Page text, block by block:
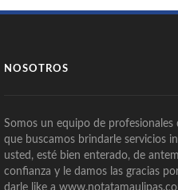
NOSOTROS
Somos un equipo de profesionales
que buscamos brindarle servicios
usted, esté bien enterado, de
confianza y le damos las gracias
darle like a